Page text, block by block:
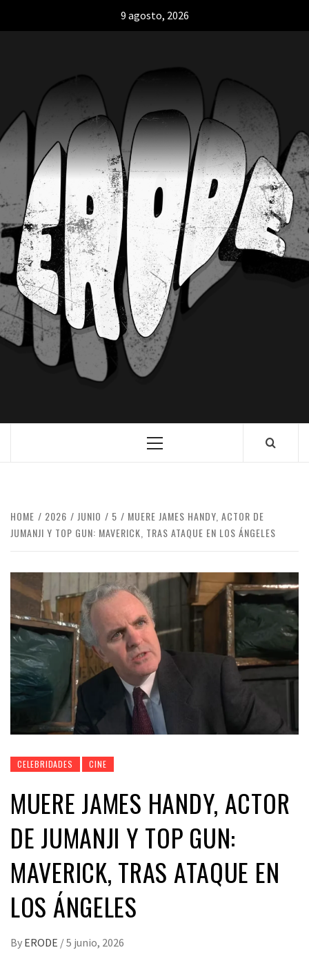
9 agosto, 2026
HOME 2026 JUNIO 5
MUERE JAMES HANDY, ACTOR DE
JUMANJI Y TOP GUN: MAVERICK, TRAS ATAQUE EN LOS ÁNGELES
CELEBRIDADES CINE
MUERE JAMES HANDY, ACTOR
DE JUMANJI Y TOP GUN:
MAVERICK, TRAS ATAQUE EN
LOS ÁNGELES
By ERODE /5 junio, 2026